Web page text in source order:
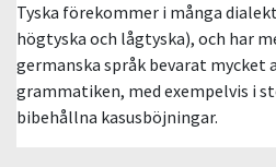
Tyska förekommer i många
högtyska och lågtyska), och har
germanska språk bevarat mycket
grammatiken, med exempelvis i
bibehållna kasusböjningar.